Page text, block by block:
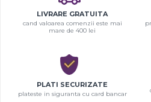
LIVRARE GRATUITA
cand valoarea comenzii este mai
mare de 400 lei
PLATI SECURIZATE
plateste in siguranta cu card bancar